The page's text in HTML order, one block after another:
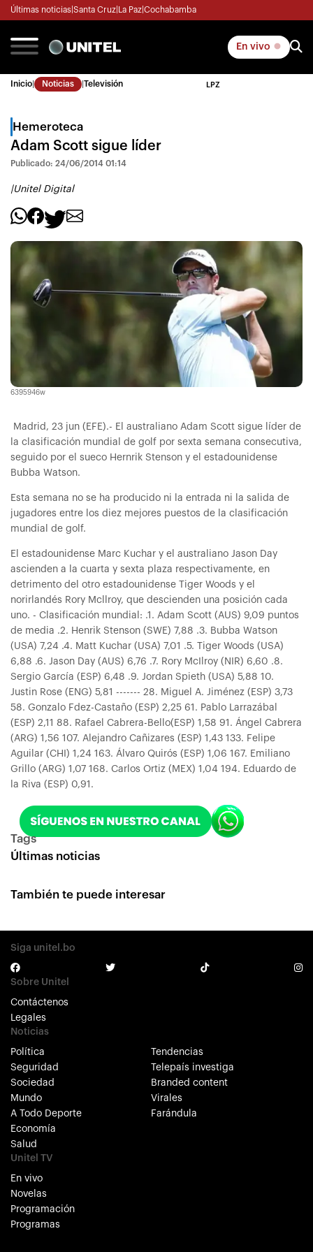
Últimas noticias Santa Cruz La Paz Cochabamba
En vivo
Inicio Noticias Televisión LPZ
Hemeroteca
Adam Scott sigue líder
Publicado: 24/06/2014 01:14
|Unitel Digital
6395946w
Madrid, 23 jun (EFE).- El australiano Adam Scott sigue líder de
la clasificación mundial de golf por sexta semana consecutiva,
seguido por el sueco Hernrik Stenson y el estadounidense
Bubba Watson.
Esta semana no se ha producido ni la entrada ni la salida de
jugadores entre los diez mejores puestos de la clasificación
mundial de golf.
El estadounidense Marc Kuchar y el australiano Jason Day
ascienden a la cuarta y sexta plaza respectivamente, en
detrimento del otro estadounidense Tiger Woods y el
norirlandés Rory Mcllroy, que descienden una posición cada
uno. - Clasificación mundial: .1. Adam Scott (AUS) 9,09 puntos
de media .2. Henrik Stenson (SWE) 7,88 .3. Bubba Watson
(USA) 7,24 .4. Matt Kuchar (USA) 7,01 .5. Tiger Woods (USA)
6,88 .6. Jason Day (AUS) 6,76 .7. Rory McIlroy (NIR) 6,60 .8.
Sergio García (ESP) 6,48 .9. Jordan Spieth (USA) 5,88 10.
Justin Rose (ENG) 5,81 ------- 28. Miguel A. Jiménez (ESP) 3,73
58. Gonzalo Fdez-Castaño (ESP) 2,25 61. Pablo Larrazábal
(ESP) 2,11 88. Rafael Cabrera-Bello(ESP) 1,58 91. Ángel Cabrera
(ARG) 1,56 107. Alejandro Cañizares (ESP) 1,43 133. Felipe
Aguilar (CHI) 1,24 163. Álvaro Quirós (ESP) 1,06 167. Emiliano
Grillo (ARG) 1,07 168. Carlos Ortiz (MEX) 1,04 194. Eduardo de
la Riva (ESP) 0,91.
Tags
Últimas noticias
También te puede interesar
Siga unitel.bo
Sobre Unitel
Contáctenos
Legales
Noticias
Política
Seguridad
Sociedad
Mundo
A Todo Deporte
Economía
Salud
Tendencias
Telepaís investiga
Branded content
Virales
Farándula
Unitel TV
En vivo
Novelas
Programación
Programas